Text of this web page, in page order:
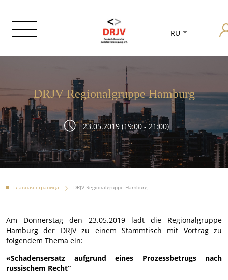
RU
DRJV Regionalgruppe Hamburg
23.05.2019 (19:00 - 21:00)
Главная страница DRJV Regionalgruppe Hamburg
Am Donnerstag den 23.05.2019 lädt die Regionalgruppe
Hamburg der DRJV zu einem Stammtisch mit Vortrag zu
folgendem Thema ein:
«Schadensersatz aufgrund eines Prozessbetrugs nach
russischem Recht“